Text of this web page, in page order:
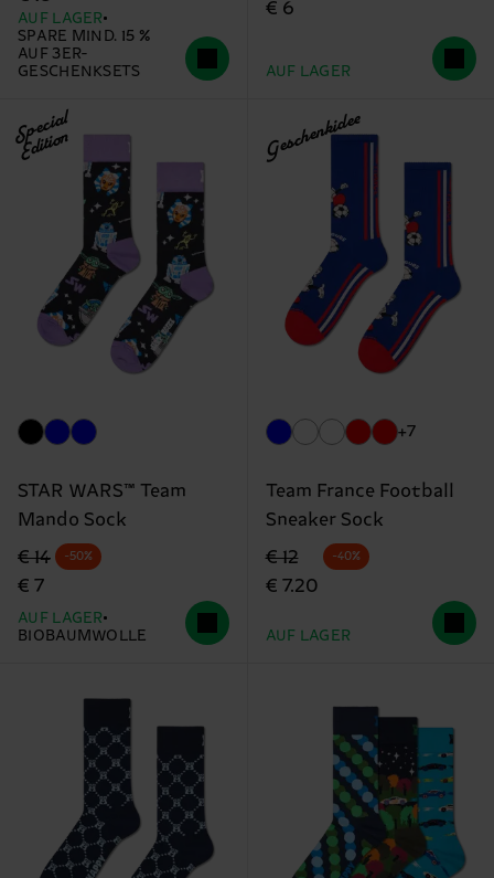
AUF LAGER
SPARE MIND. 15 %
AUF 3ER-
GESCHENKSETS
€ 6
AUF LAGER
Special
Edition
STAR WARS™ Team
Mando Sock
Originalpreis
€ 14
Reduzierter Preis
€ 7
-50%
AUF LAGER
BIOBAUMWOLLE
Geschenkidee
+7
Team France Football
Sneaker Sock
Originalpreis
€ 12
Reduzierter Preis
€ 7.20
-40%
AUF LAGER